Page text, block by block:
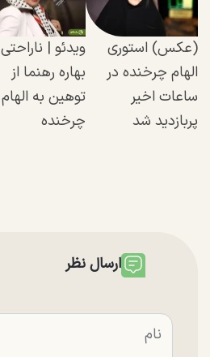
(عکس) استوری
الهام چرخنده در
ساعات اخیر
پربازدید شد
ویدئو | ناراحتی
بهاره رهنما از
توهین به الهام
چرخنده
ارسال نظر